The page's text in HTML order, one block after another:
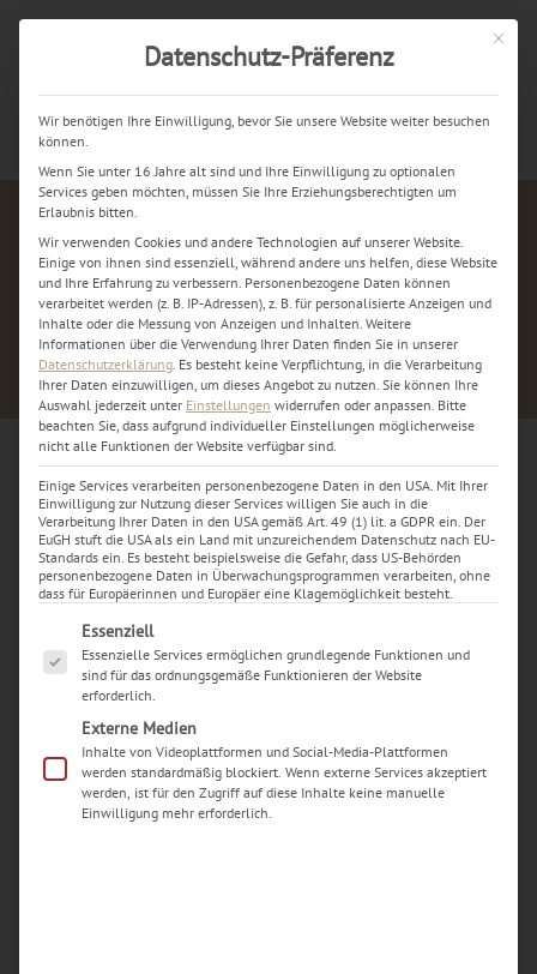
Jetzt kostenlos anrufen
device-repair-icon-5b
Neueste Beiträge
Woran erkenne ich einen seriösen Handy-
Reparaturdienst in Dortmund?
Mit
Datenschutz-Präferenz
Wir benötigen Ihre Einwilligung, bevor Sie unsere Website weiter besuchen
können.
Wenn Sie unter 16 Jahre alt sind und Ihre Einwilligung zu optionalen
Services geben möchten, müssen Sie Ihre Erziehungsberechtigten um
Erlaubnis bitten.
Wir verwenden Cookies und andere Technologien auf unserer Website.
Einige von ihnen sind essenziell, während andere uns helfen, diese Website
und Ihre Erfahrung zu verbessern. Personenbezogene Daten können
verarbeitet werden (z. B. IP-Adressen), z. B. für personalisierte Anzeigen und
Inhalte oder die Messung von Anzeigen und Inhalten. Weitere
Informationen über die Verwendung Ihrer Daten finden Sie in unserer
Datenschutzerklärung. Es besteht keine Verpflichtung, in die Verarbeitung
Ihrer Daten einzuwilligen, um dieses Angebot zu nutzen. Sie können Ihre
Auswahl jederzeit unter Einstellungen widerrufen oder anpassen. Bitte
beachten Sie, dass aufgrund individueller Einstellungen möglicherweise
nicht alle Funktionen der Website verfügbar sind.
Einige Services verarbeiten personenbezogene Daten in den USA. Mit Ihrer
Einwilligung zur Nutzung dieser Services willigen Sie auch in die
Verarbeitung Ihrer Daten in den USA gemäß Art. 49 (1) lit. a GDPR ein. Der
EuGH stuft die USA als ein Land mit unzureichendem Datenschutz nach EU-
Standards ein. Es besteht beispielsweise die Gefahr, dass US-Behörden
personenbezogene Daten in Überwachungsprogrammen verarbeiten, ohne
dass für Europäerinnen und Europäer eine Klagemöglichkeit besteht.
Es folgt eine Liste der Service-Gruppen, für die eine
Essenziell
Essenzielle Services ermöglichen grundlegende Funktionen und
sind für das ordnungsgemäße Funktionieren der Website
erforderlich.
Externe Medien
Inhalte von Videoplattformen und Social-Media-Plattformen
werden standardmäßig blockiert. Wenn externe Services akzeptiert
werden, ist für den Zugriff auf diese Inhalte keine manuelle
Einwilligung mehr erforderlich.